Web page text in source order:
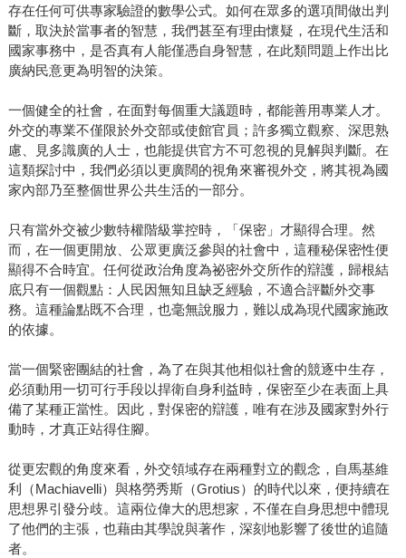
存在任何可供專家驗證的數學公式。如何在眾多的選項間做出判
斷，取決於當事者的智慧，我們甚至有理由懷疑，在現代生活和
國家事務中，是否真有人能僅憑自身智慧，在此類問題上作出比
廣納民意更為明智的決策。
一個健全的社會，在面對每個重大議題時，都能善用專業人才。
外交的專業不僅限於外交部或使館官員；許多獨立觀察、深思熟
慮、見多識廣的人士，也能提供官方不可忽視的見解與判斷。在
這類探討中，我們必須以更廣闊的視角來審視外交，將其視為國
家內部乃至整個世界公共生活的一部分。
只有當外交被少數特權階級掌控時，「保密」才顯得合理。然
而，在一個更開放、公眾更廣泛參與的社會中，這種秘保密性便
顯得不合時宜。任何從政治角度為祕密外交所作的辯護，歸根結
底只有一個觀點：人民因無知且缺乏經驗，不適合評斷外交事
務。這種論點既不合理，也毫無說服力，難以成為現代國家施政
的依據。
當一個緊密團結的社會，為了在與其他相似社會的競逐中生存，
必須動用一切可行手段以捍衛自身利益時，保密至少在表面上具
備了某種正當性。因此，對保密的辯護，唯有在涉及國家對外行
動時，才真正站得住腳。
從更宏觀的角度來看，外交領域存在兩種對立的觀念，自馬基維
利（Machiavelli）與格勞秀斯（Grotius）的時代以來，便持續在
思想界引發分歧。這兩位偉大的思想家，不僅在自身思想中體現
了他們的主張，也藉由其學說與著作，深刻地影響了後世的追隨
者。